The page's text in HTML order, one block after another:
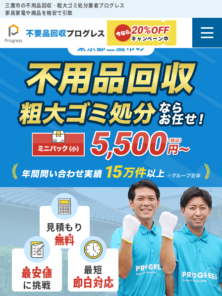
三鷹市の不用品回収・粗大ゴミ処分業者プログレス
家具家電や廃品を格安で引取
20%OFF
キャンペーン中
東京都三鷹市の
見積もり
無料
最安値
に挑戦
最短
即日対応